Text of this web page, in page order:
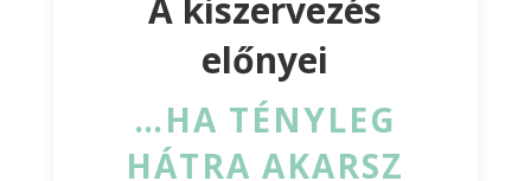
A kiszervezés
előnyei
…HA TÉNYLEG
HÁTRA AKARSZ